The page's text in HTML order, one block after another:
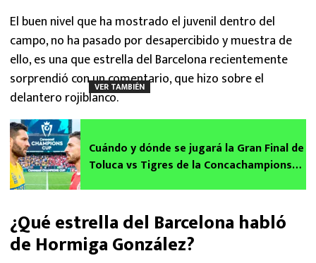
El buen nivel que ha mostrado el juvenil dentro del
campo, no ha pasado por desapercibido y muestra de
ello, es una que estrella del Barcelona recientemente
sorprendió con un comentario, que hizo sobre el
delantero rojiblanco.
VER TAMBIÉN
Cuándo y dónde se jugará la Gran Final de
Toluca vs Tigres de la Concachampions
¿Qué estrella del Barcelona habló
de Hormiga González?